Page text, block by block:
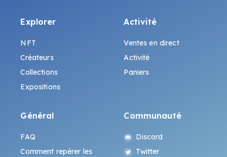
Explorer
NFT
Créateurs
Collections
Expositions
Activité
Ventes en direct
Activité
Paniers
Général
FAQ
Comment repérer les
Communauté
Discord
Twitter